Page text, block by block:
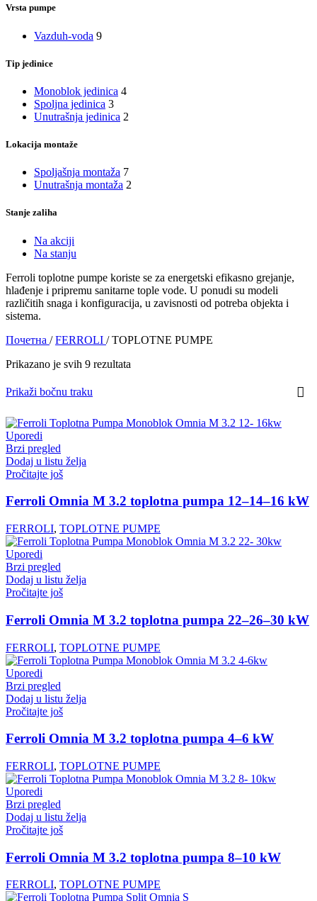
Vrsta pumpe
Vazduh-voda 9
Tip jedinice
Monoblok jedinica 4
Spoljna jedinica 3
Unutrašnja jedinica 2
Lokacija montaže
Spoljašnja montaža 7
Unutrašnja montaža 2
Stanje zaliha
Na akciji
Na stanju
Ferroli toplotne pumpe koriste se za energetski efikasno grejanje,
hlađenje i pripremu sanitarne tople vode. U ponudi su modeli
različitih snaga i konfiguracija, u zavisnosti od potreba objekta i
sistema.
Почетна / FERROLI / TOPLOTNE PUMPE
Prikazano je svih 9 rezultata
Prikaži bočnu traku
Uporedi
Brzi pregled
Dodaj u listu želja
Pročitajte još
Ferroli Omnia M 3.2 toplotna pumpa 12–14–16 kW
FERROLI, TOPLOTNE PUMPE
Uporedi
Brzi pregled
Dodaj u listu želja
Pročitajte još
Ferroli Omnia M 3.2 toplotna pumpa 22–26–30 kW
FERROLI, TOPLOTNE PUMPE
Uporedi
Brzi pregled
Dodaj u listu želja
Pročitajte još
Ferroli Omnia M 3.2 toplotna pumpa 4–6 kW
FERROLI, TOPLOTNE PUMPE
Uporedi
Brzi pregled
Dodaj u listu želja
Pročitajte još
Ferroli Omnia M 3.2 toplotna pumpa 8–10 kW
FERROLI, TOPLOTNE PUMPE